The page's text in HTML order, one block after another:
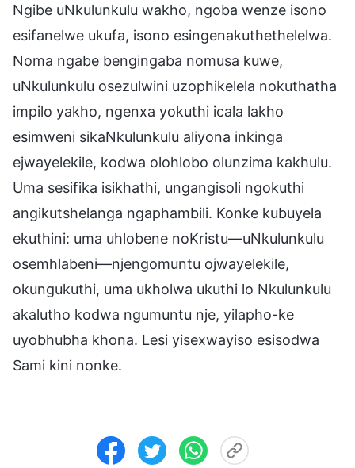
Ngibe uNkulunkulu wakho, ngoba wenze isono
esifanelwe ukufa, isono esingenakuthethelelwa.
Noma ngabe bengingaba nomusa kuwe,
uNkulunkulu osezulwini uzophikelela nokuthatha
impilo yakho, ngenxa yokuthi icala lakho
esimweni sikaNkulunkulu aliyona inkinga
ejwayelekile, kodwa olohlobo olunzima kakhulu.
Uma sesifika isikhathi, ungangisoli ngokuthi
angikutshelanga ngaphambili. Konke kubuyela
ekuthini: uma uhlobene noKristu—uNkulunkulu
osemhlabeni—njengomuntu ojwayelekile,
okungukuthi, uma ukholwa ukuthi lo Nkulunkulu
akalutho kodwa ngumuntu nje, yilapho-ke
uyobhubha khona. Lesi yisexwayiso esisodwa
Sami kini nonke.